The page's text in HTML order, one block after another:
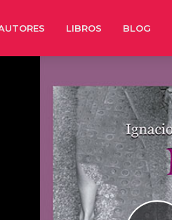
LIBROS BLOG